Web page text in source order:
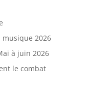
musique 2026
à juin 2026
le combat